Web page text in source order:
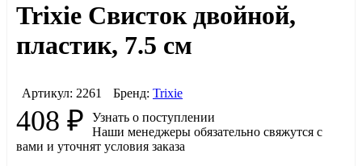
Trixie Свисток двойной,
пластик, 7.5 см
Артикул: 2261 Бренд: Trixie
408 ₽
Узнать о поступлении
Наши менеджеры обязательно свяжутся с
вами и уточнят условия заказа